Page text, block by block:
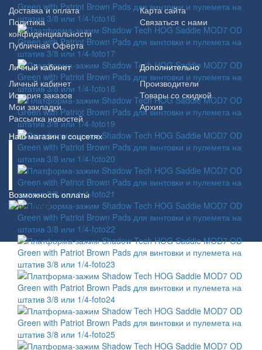
Доставка и оплата
Политика
конфиденциальности
Публичная Оферта
Карта сайта
Связаться с нами
Личный кабинет
Личный кабинет
История заказов
Мои закладки
Рассылка новостей
Дополнительно
Производители
Товары со скидкой
Архив
Наш магазин в соцсетях
Возможность оплаты